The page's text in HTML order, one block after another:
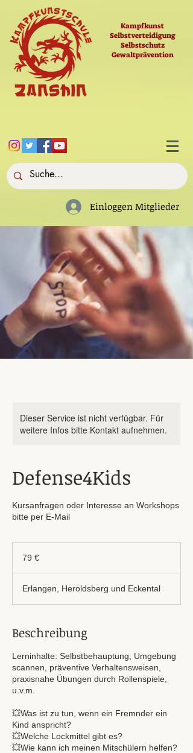
Kampfkunst
Selbstverteidigung
Selbstschutz
Gewaltprävention
Einloggen Mitglieder
Dieser Service ist nicht verfügbar. Für
weitere Infos bitte Kontakt aufnehmen.
Defense4Kids
Kursanfragen oder Interesse an Workshops
bitte per E-Mail
79 €
Erlangen, Heroldsberg und Eckental
Beschreibung
Lerninhalte: Selbstbehauptung, Umgebung
scannen, präventive Verhaltensweisen,
praxisnahe Übungen durch Rollenspiele,
u.v.m.
💥Was ist zu tun, wenn ein Fremnder ein
Kind anspricht?
💥Welche Lockmittel gibt es?
💥Wie kann ich meinen Mitschülern helfen?